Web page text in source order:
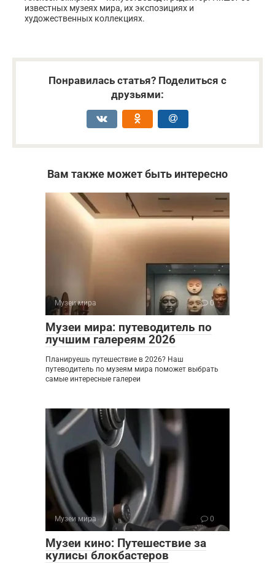
известных музеях мира, их экспозициях и
художественных коллекциях.
Понравилась статья? Поделиться с
друзьями:
Вам также может быть интересно
Музеи мира 0
Музеи мира: путеводитель по
лучшим галереям 2026
Планируешь путешествие в 2026? Наш
путеводитель по музеям мира поможет выбрать
самые интересные галереи
Музеи мира 0
Музеи кино: Путешествие за
кулисы блокбастеров